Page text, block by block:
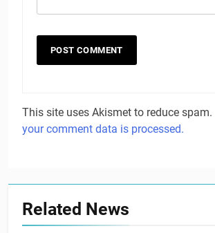
This site uses Akismet to reduce spam.
your comment data is processed.
Related News